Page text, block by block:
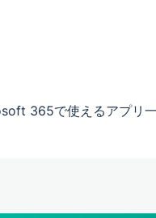
365で使えるアプリ